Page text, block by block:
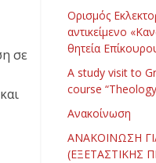
σε
Ορισμός
αντικείμενο
θητεία
Α study visit to
course
Ανακοίνωση
ΑΝΑΚΟΙΝΩΣΗ
(ΕΞΕΤΑΣΤΙΚΗΣ